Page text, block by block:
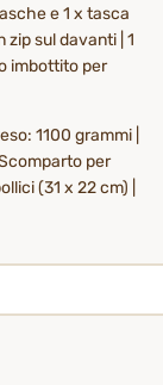
e 1 x tasca
zip sul davanti | 1
imbottito per
1100 grammi |
per
(31 x 22 cm) |